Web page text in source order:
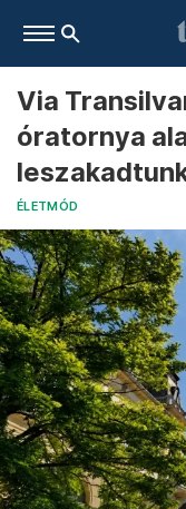
Via
óratornya
ÉLETMÓD